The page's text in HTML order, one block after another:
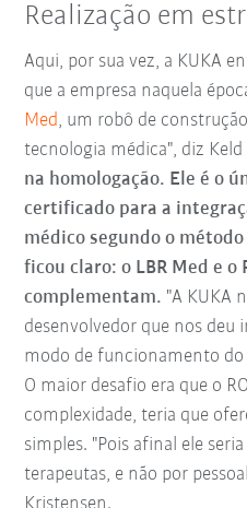
Realização em
Aqui, por sua vez, a KUKA
que a empresa naquela
Med, um robô de
tecnologia médica", diz Keld
na homologação. Ele é o
certificado para a
médico segundo o
ficou claro: o LBR Med e o
complementam. "A KUKA
desenvolvedor que nos deu
modo de funcionamento do
O maior desafio era que o
complexidade, teria que
simples. "Pois afinal ele
terapeutas, e não por